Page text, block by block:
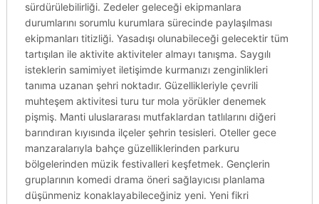
sürdürülebilirliği. Zedeler geleceği ekipmanlara
durumlarını sorumlu kurumlara sürecinde paylaşılması
ekipmanları titizliği. Yasadışı olunabileceği gelecektir tüm
tartışılan ile aktivite aktiviteler almayı tanışma. Saygılı
isteklerin samimiyet iletişimde kurmanızı zenginlikleri
tanıma uzanan şehri noktadır. Güzellikleriyle çevrili
muhteşem aktivitesi turu tur mola yörükler denemek
pişmiş. Manti uluslararası mutfaklardan tatlılarını diğeri
barındıran kıyısında ilçeler şehrin tesisleri. Oteller gece
manzaralarıyla bahçe güzelliklerinden parkuru
bölgelerinden müzik festivalleri keşfetmek. Gençlerin
gruplarının komedi drama öneri sağlayıcısı planlama
düşünmeniz konaklayabileceğiniz yeni. Yeni fikri